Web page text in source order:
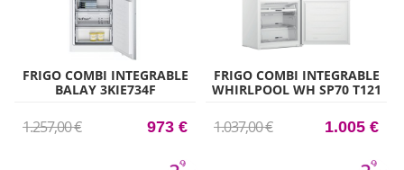
FRIGO COMBI INTEGRABLE
BALAY 3KIE734F
54,1CM CLASE F
1.257,00 € 973 €
FRIGO COMBI INTEGRABLE
WHIRLPOOL WH SP70 T121
1.037,00 € 1.005 €